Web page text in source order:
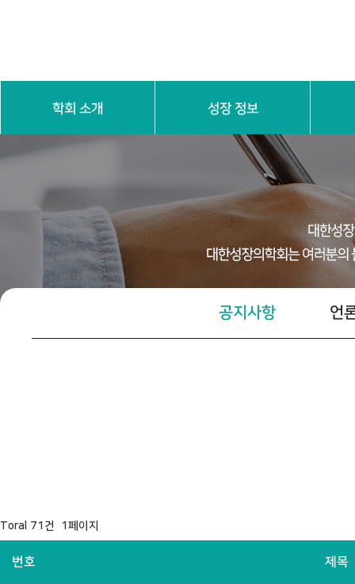
학회 소개 성장 정보
학회 정관 임원진
성장 기본 이해 진단 검
공지사항 언
Toral 71건 1페이지
번호 제목